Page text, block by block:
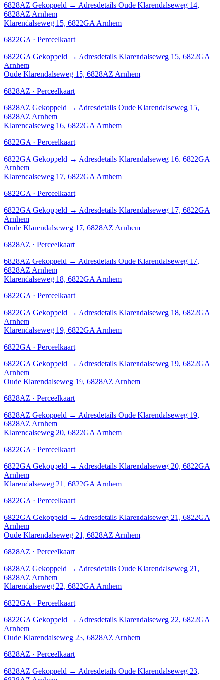
6828AZ Gekoppeld → Adresdetails Oude Klarendalseweg 14,
6828AZ Arnhem
Klarendalseweg 15, 6822GA Arnhem
6822GA · Perceelkaart
6822GA Gekoppeld → Adresdetails Klarendalseweg 15, 6822GA
Arnhem
Oude Klarendalseweg 15, 6828AZ Arnhem
6828AZ · Perceelkaart
6828AZ Gekoppeld → Adresdetails Oude Klarendalseweg 15,
6828AZ Arnhem
Klarendalseweg 16, 6822GA Arnhem
6822GA · Perceelkaart
6822GA Gekoppeld → Adresdetails Klarendalseweg 16, 6822GA
Arnhem
Klarendalseweg 17, 6822GA Arnhem
6822GA · Perceelkaart
6822GA Gekoppeld → Adresdetails Klarendalseweg 17, 6822GA
Arnhem
Oude Klarendalseweg 17, 6828AZ Arnhem
6828AZ · Perceelkaart
6828AZ Gekoppeld → Adresdetails Oude Klarendalseweg 17,
6828AZ Arnhem
Klarendalseweg 18, 6822GA Arnhem
6822GA · Perceelkaart
6822GA Gekoppeld → Adresdetails Klarendalseweg 18, 6822GA
Arnhem
Klarendalseweg 19, 6822GA Arnhem
6822GA · Perceelkaart
6822GA Gekoppeld → Adresdetails Klarendalseweg 19, 6822GA
Arnhem
Oude Klarendalseweg 19, 6828AZ Arnhem
6828AZ · Perceelkaart
6828AZ Gekoppeld → Adresdetails Oude Klarendalseweg 19,
6828AZ Arnhem
Klarendalseweg 20, 6822GA Arnhem
6822GA · Perceelkaart
6822GA Gekoppeld → Adresdetails Klarendalseweg 20, 6822GA
Arnhem
Klarendalseweg 21, 6822GA Arnhem
6822GA · Perceelkaart
6822GA Gekoppeld → Adresdetails Klarendalseweg 21, 6822GA
Arnhem
Oude Klarendalseweg 21, 6828AZ Arnhem
6828AZ · Perceelkaart
6828AZ Gekoppeld → Adresdetails Oude Klarendalseweg 21,
6828AZ Arnhem
Klarendalseweg 22, 6822GA Arnhem
6822GA · Perceelkaart
6822GA Gekoppeld → Adresdetails Klarendalseweg 22, 6822GA
Arnhem
Oude Klarendalseweg 23, 6828AZ Arnhem
6828AZ · Perceelkaart
6828AZ Gekoppeld → Adresdetails Oude Klarendalseweg 23,